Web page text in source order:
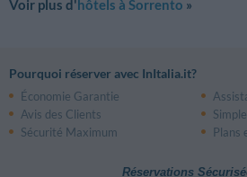
Voir plus d'hôtels à Sorrento »
Pourquoi réserver avec InItalia.it?
Économie Garantie
Avis des Clients
Sécurité Maximum
Plans
Réservations